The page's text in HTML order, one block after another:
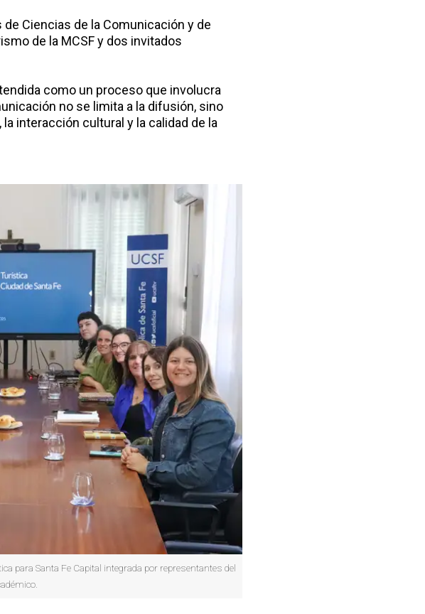
Ciencias de la Comunicación y de
de la MCSF y dos invitados
como un proceso que involucra
no se limita a la difusión, sino
interacción cultural y la calidad de la
para Santa Fe Capital integrada por representantes del